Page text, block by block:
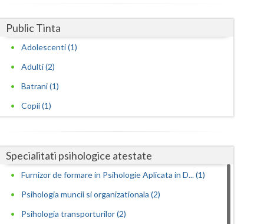
Neamt
Olt
Prahova
(1)
Consiliere psihologica pentru persoane
dependen... (1)
Consiliere psihologica pentru persoanele care s...
Consiliere psihologica privind orientarea in ca... (2)
res... (2)
Evaluare psihologica pentru plasarea in munca a...
Public Tinta
Adolescenti (1)
Adulti (2)
Batrani (1)
Copii (1)
Specialitati psihologice atestate
Furnizor de formare in Psihologie Aplicata in D... (1)
Psihologia muncii si organizationala (2)
Psihologia transporturilor (2)